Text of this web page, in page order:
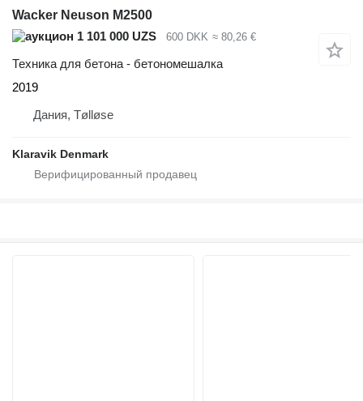
Wacker Neuson M2500
1 101 000 UZS
600 DKK ≈ 80,26 €
Техника для бетона - бетономешалка
2019
Дания, Tølløse
Klaravik Denmark